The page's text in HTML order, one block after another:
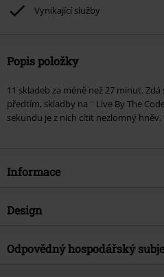
Vynikající služby
Popis položky
11 skladeb za méně než 27 minut.
předtím, skladby na '' Live By The
sekundu je z nich cítit nezlomný
Informace
Zboží č.
Hudební žánr
Design
Typ výrobku
Odpovědný hospodářský